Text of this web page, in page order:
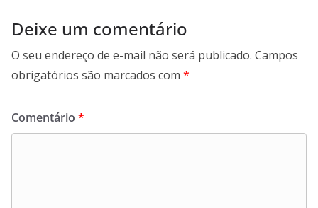
Deixe um comentário
O seu endereço de e-mail não será publicado. Campos
obrigatórios são marcados com *
Comentário *